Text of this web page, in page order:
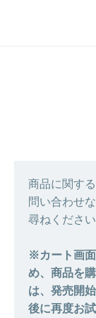
商品に関す
問い合わせ
尋ねください